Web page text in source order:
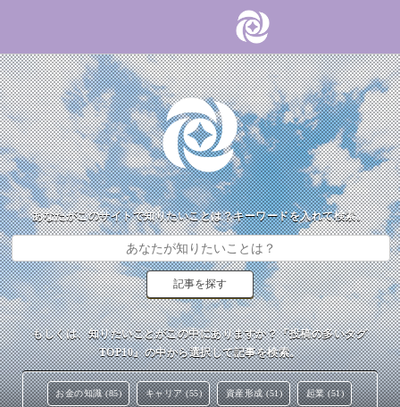
あなたがこのサイトで知りたいことは？キーワードを入れて検索。
もしくは、知りたいことがこの中にありますか？『投稿の多いタグ
TOP10』の中から選択して記事を検索。
お金の知識 (85) キャリア (55) 資産形成 (51) 起業 (51)